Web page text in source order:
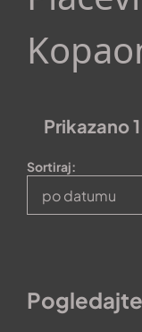
Prikazano
Sortiraj:
po datumu